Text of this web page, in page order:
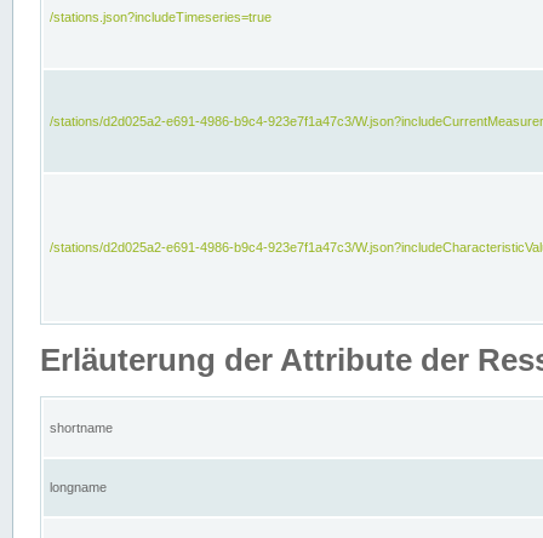
/stations.json?includeTimeseries=true
/stations/d2d025a2-e691-4986-b9c4-923e7f1a47c3/
/stations/d2d025a2-e691-4986-b9c4-923e7f1a47c3/
Erläuterung der Attribute der
shortname
longname